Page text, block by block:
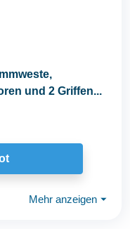
und 2 Griffen...
Mehr anzeigen ⏷